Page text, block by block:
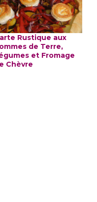
Rustique aux
de Terre,
et Fromage
Chèvre